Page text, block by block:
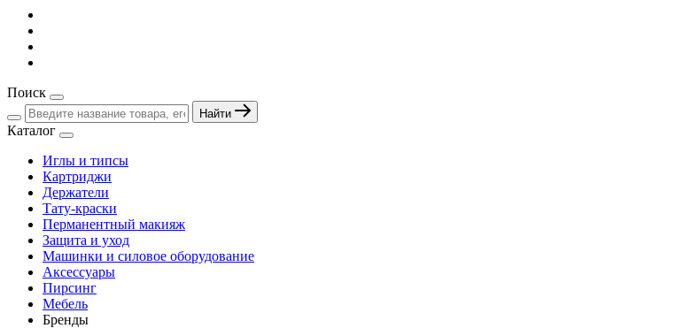
Поиск
Найти
Каталог
Иглы и типсы
Картриджи
Держатели
Тату-краски
Перманентный макияж
Защита и уход
Машинки и силовое оборудование
Аксессуары
Пирсинг
Мебель
Бренды